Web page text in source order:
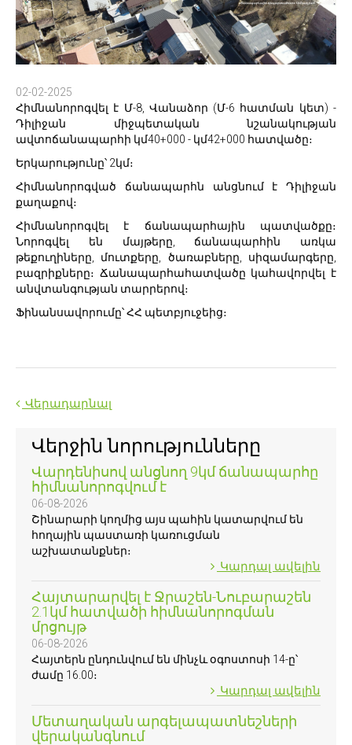
02-02-2025
Հիմնանորոգվել է Մ-8, Վանաձոր (Մ-6 հատման կետ) -
Դիլիջան միջպետական նշանակության
ավտոճանապարհի կմ40+000 - կմ42+000 հատվածը։
Երկարությունը՝ 2կմ։
Հիմնանորոգված ճանապարհն անցնում է Դիլիջան
քաղաքով։
Հիմնանորոգվել է ճանապարհային պատվածքը։
Նորոգվել են մայթերը, ճանապարհին առկա
թեքուղիները, մուտքերը, ծառաբները, սիզամարգերը,
բազրիքները։ Ճանապարհահատվածը կահավորվել է
անվտանգության տարրերով։
Ֆինանսավորումը՝ ՀՀ պետբյուջեից։
Վերադարնալ
Վերջին նորությունները
Վարդենիսով անցնող 9կմ ճանապարհը
հիմնանորոգվում է
06-08-2026
Շինարարի կողմից այս պահին կատարվում են
հողային պաստառի կառուցման
աշխատանքներ։
Կարդալ ավելին
Հայտարարվել է Ջրաշեն-Նուբարաշեն
2.1կմ հատվածի հիմնանորոգման
մրցույթ
06-08-2026
Հայտերն ընդունվում են մինչև օգոստոսի 14-ը՝
ժամը 16.00։
Կարդալ ավելին
Մետաղական արգելապատնեշների
վերականգնում